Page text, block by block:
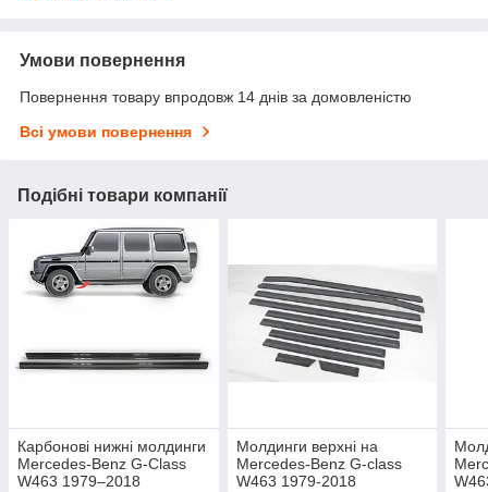
Умови повернення
Повернення товару впродовж 14 днів за домовленістю
Всі умови повернення
Подібні товари компанії
Карбонові нижні молдинги
Mercedes-Benz G-Class
W463 1979–2018
Молдинги верхні на
Mercedes-Benz G-class
W463 1979-2018